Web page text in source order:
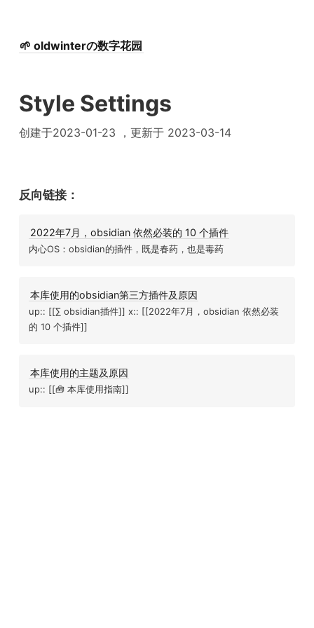
🌱 oldwinterの数字花园
Style Settings
创建于2023-01-23 ，更新于 2023-03-14
反向链接：
2022年7月，obsidian 依然必装的 10 个插件
内心OS：obsidian的插件，既是春药，也是毒药
本库使用的obsidian第三方插件及原因
up:: [[∑ obsidian插件]] x:: [[2022年7月，obsidian 依然必装
的 10 个插件]]
本库使用的主题及原因
up:: [[🧰 本库使用指南]]